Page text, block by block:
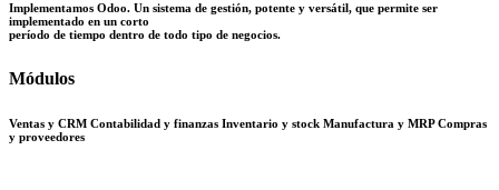
Implementamos Odoo. Un sistema de gestión, potente y versátil, que permite ser
implementado en un corto
período de tiempo dentro de todo tipo de negocios.
Módulos
Ventas y CRM Contabilidad y finanzas Inventario y stock Manufactura y MRP Compras
y proveedores